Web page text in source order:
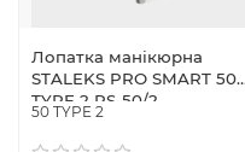
Лопатка манікюрна
STALEKS PRO SMART 50
TYPE 2 PS-50/2
50 TYPE 2